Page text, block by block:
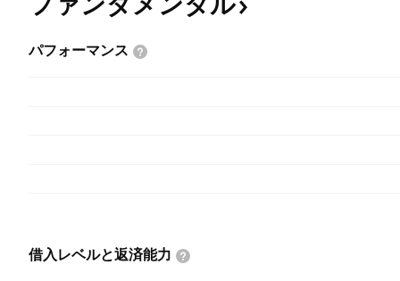
パフォーマンス
借入レベルと返済能力